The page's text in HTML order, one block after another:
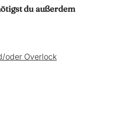
du außerdem
oder Overlock